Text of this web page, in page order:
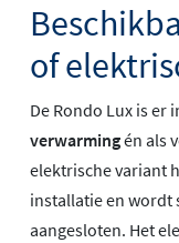
of
De Rondo Lux is er
verwarmingén als
elektrische variant
installatie en wordt
aangesloten. Het